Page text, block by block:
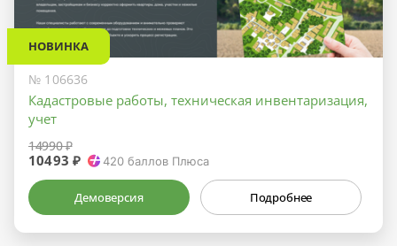
НОВИНКА
№ 106636
Кадастровые работы, техническая инвентаризация,
учет
14990 ₽
10493 ₽ 420 баллов Плюса
Демоверсия Подробнее